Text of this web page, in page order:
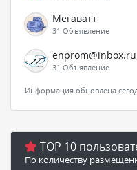
Мегаватт
31 Объявление
enprom@inbox.ru
31 Объявление
Информация обновлена
TOP 10
По количеству